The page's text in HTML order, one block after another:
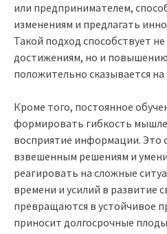
или предпринимателем,
изменениям и предлагать
Такой подход способствует
достижениям, но и повышению
положительно сказывается на
Кроме того, постоянное
формировать гибкость
восприятие информации. Это
взвешенным решениям и
реагировать на сложные
времени и усилий в развитие
превращаются в устойчивое
приносит долгосрочные